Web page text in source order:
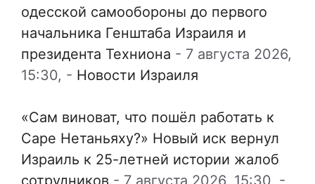
одесской самообороны до первого
начальника Генштаба Израиля и
президента Техниона - 7 августа 2026,
15:30, - Новости Израиля
«Сам виноват, что пошёл работать к
Саре Нетаньяху?» Новый иск вернул
Израиль к 25-летней истории жалоб
сотрудников - 7 августа 2026, 15:30, -